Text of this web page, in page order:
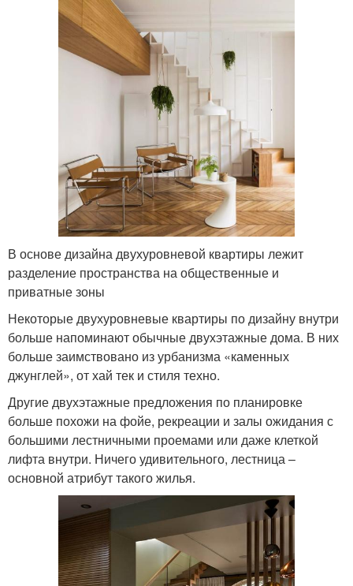
В основе дизайна двухуровневой квартиры лежит
разделение пространства на общественные и
приватные зоны
Некоторые двухуровневые квартиры по дизайну внутри
больше напоминают обычные двухэтажные дома. В них
больше заимствовано из урбанизма «каменных
джунглей», от хай тек и стиля техно.
Другие двухэтажные предложения по планировке
больше похожи на фойе, рекреации и залы ожидания с
большими лестничными проемами или даже клеткой
лифта внутри. Ничего удивительного, лестница –
основной атрибут такого жилья.